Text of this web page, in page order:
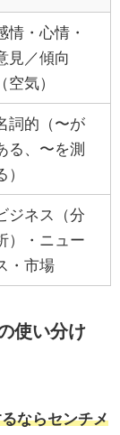
情・心情・
見／傾向
（空気）
詞的（〜が
る、〜を測
）
ジネス（分
）・ニュー
・市場
使い分け
ならセンチメ